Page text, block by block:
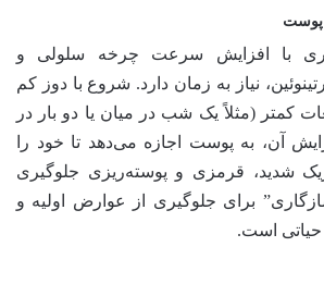
پوست
با افزایش سرعت چرخه سلولی و
نیاز به زمان دارد. شروع با دوز کم
و دفعات کمتر (مثلاً یک شب در میان یا دو بار در
آن، به پوست اجازه می‌دهد تا خود را
شدید، قرمزی و پوسته‌ریزی جلوگیری
برای جلوگیری از عوارض اولیه و
است.